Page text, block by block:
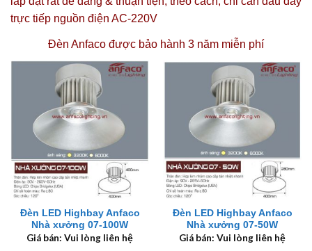
trực tiếp nguồn điện AC-220V
Đèn Anfaco được bảo hành 3 năm miễn phí
Đèn LED Highbay Anfaco
Nhà xưởng 07-100W
Giá bán: Vui lòng liên hệ
Đèn LED Highbay Anfaco
Nhà xưởng 07-50W
Giá bán: Vui lòng liên hệ